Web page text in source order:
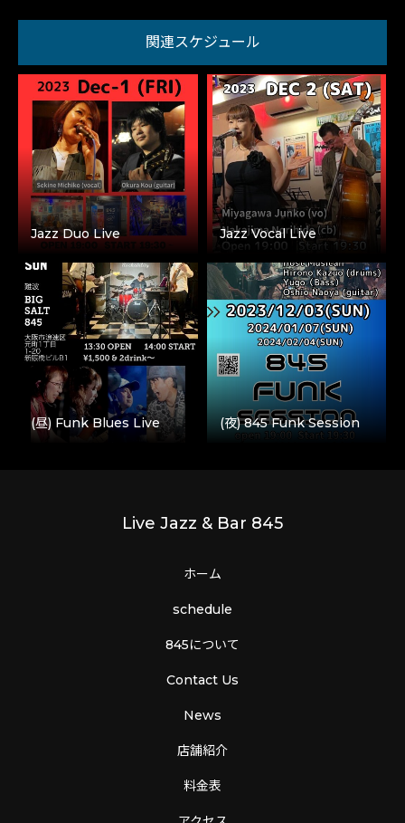
関連スケジュール
Jazz Duo Live Jazz Vocal Live
(昼) Funk Blues Live (夜) 845 Funk Session
Live Jazz & Bar 845
ホーム
schedule
845について
Contact Us
News
店舗紹介
料金表